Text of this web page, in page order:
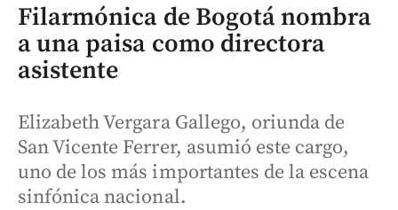
Filarmónica de Bogotá nombra
a una paisa como directora
asistente
Elizabeth Vergara Gallego, oriunda de
San Vicente Ferrer, asumió este cargo,
uno de los más importantes de la escena
sinfónica nacional.